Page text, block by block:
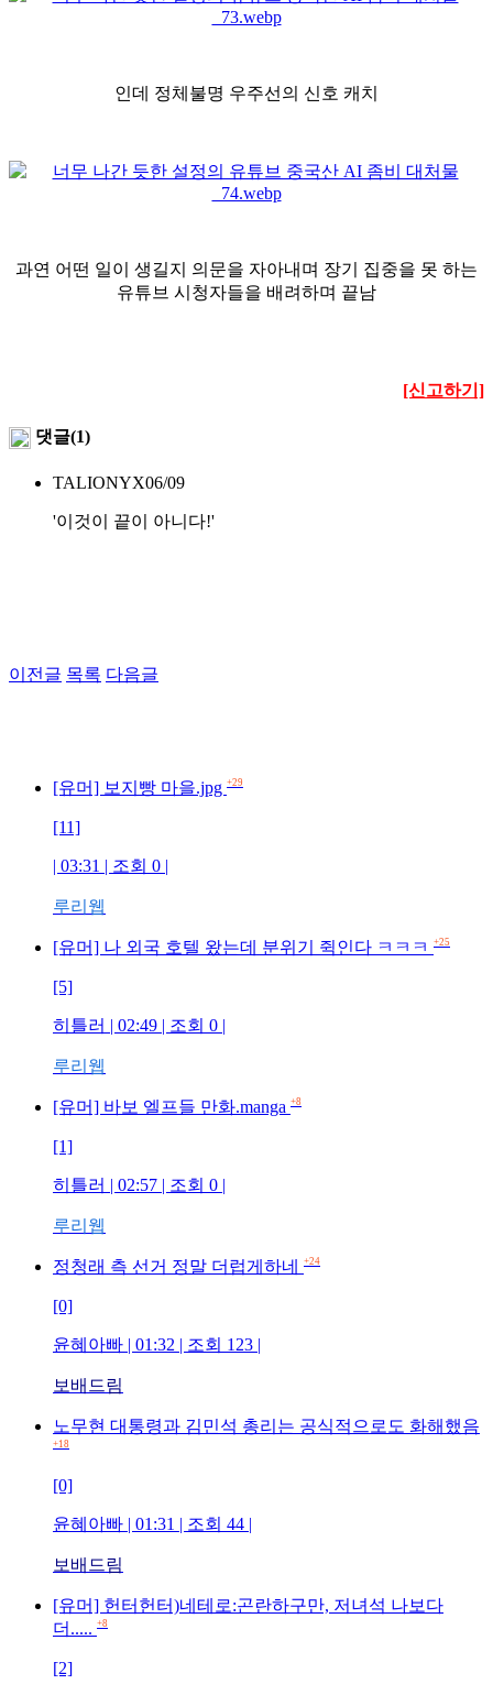
인데 정체불명 우주선의 신호 캐치
과연 어떤 일이 생길지 의문을 자아내며 장기 집중을 못 하는
유튜브 시청자들을 배려하며 끝남
[신고하기]
댓글(1)
TALIONYX06/09
'이것이 끝이 아니다!'
이전글 목록 다음글
[유머] 보지빵 마을.jpg +29
[11]
| 03:31 | 조회 0 |
루리웹
[유머] 나 외국 호텔 왔는데 분위기 쥑인다 ㅋㅋㅋ +25
[5]
히틀러 | 02:49 | 조회 0 |
루리웹
[유머] 바보 엘프들 만화.manga +8
[1]
히틀러 | 02:57 | 조회 0 |
루리웹
정청래 측 선거 정말 더럽게하네 +24
[0]
윤혜아빠 | 01:32 | 조회 123 |
보배드림
노무현 대통령과 김민석 총리는 공식적으로도 화해했음
+18
[0]
윤혜아빠 | 01:31 | 조회 44 |
보배드림
[유머] 헌터헌터)네테로:곤란하구만, 저녀석 나보다
더..... +8
[2]